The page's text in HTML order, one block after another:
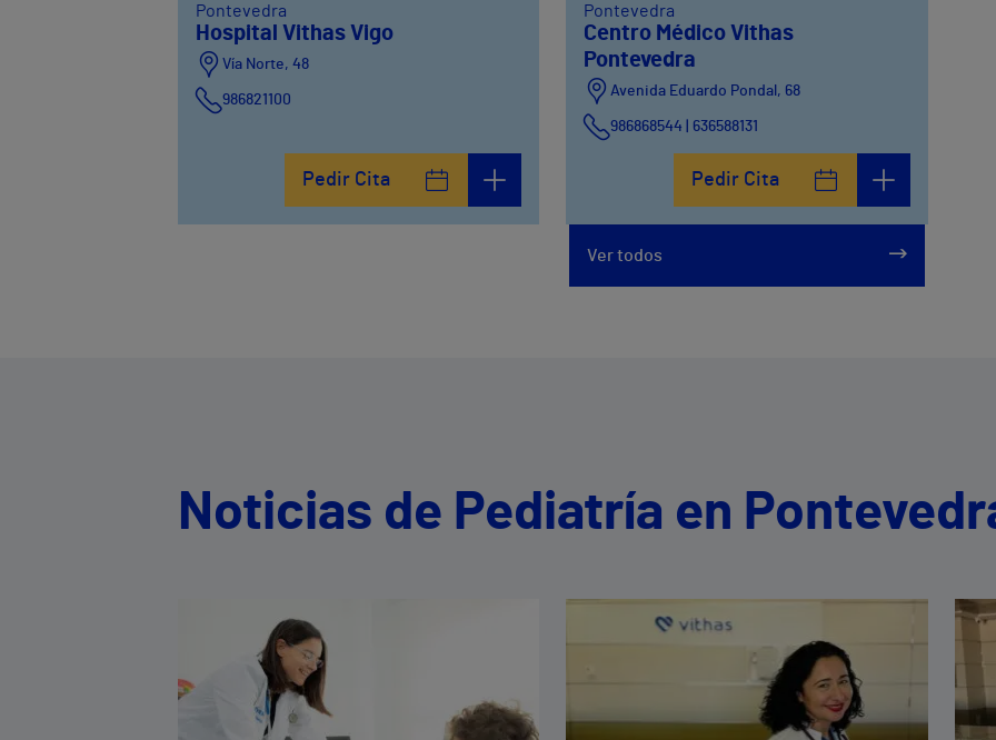
Pontevedra
Hospital Vithas Vigo
Vía Norte, 48
986821100
Pedir Cita
Pontevedra
Centro Médico Vithas
Pontevedra
Avenida Eduardo Pondal, 68
986868544 | 636588131
Pedir Cita
Ver todos
Noticias de Pediatría en